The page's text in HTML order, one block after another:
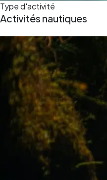
Type d'activité
Activités nautiques